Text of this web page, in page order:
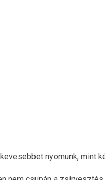
nyomunk, mint